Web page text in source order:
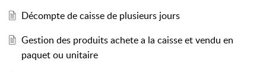
Décompte de caisse de plusieurs jours
Gestion des produits achete a la caisse et vendu en
paquet ou unitaire